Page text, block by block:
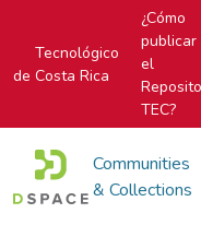
Tecnológico
de Costa Rica
¿Cómo
publicar
el
TEC?
Communities
& Collections